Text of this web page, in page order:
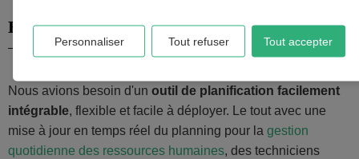
Besoins de planification
Nous avions besoin d'un outil de planification facilement
intégrable, flexible et facile à déployer. Le tout avec une
mise à jour en temps réel du planning pour la gestion
quotidienne des ressources humaines, des techniciens
Personnaliser Tout refuser Tout accepter